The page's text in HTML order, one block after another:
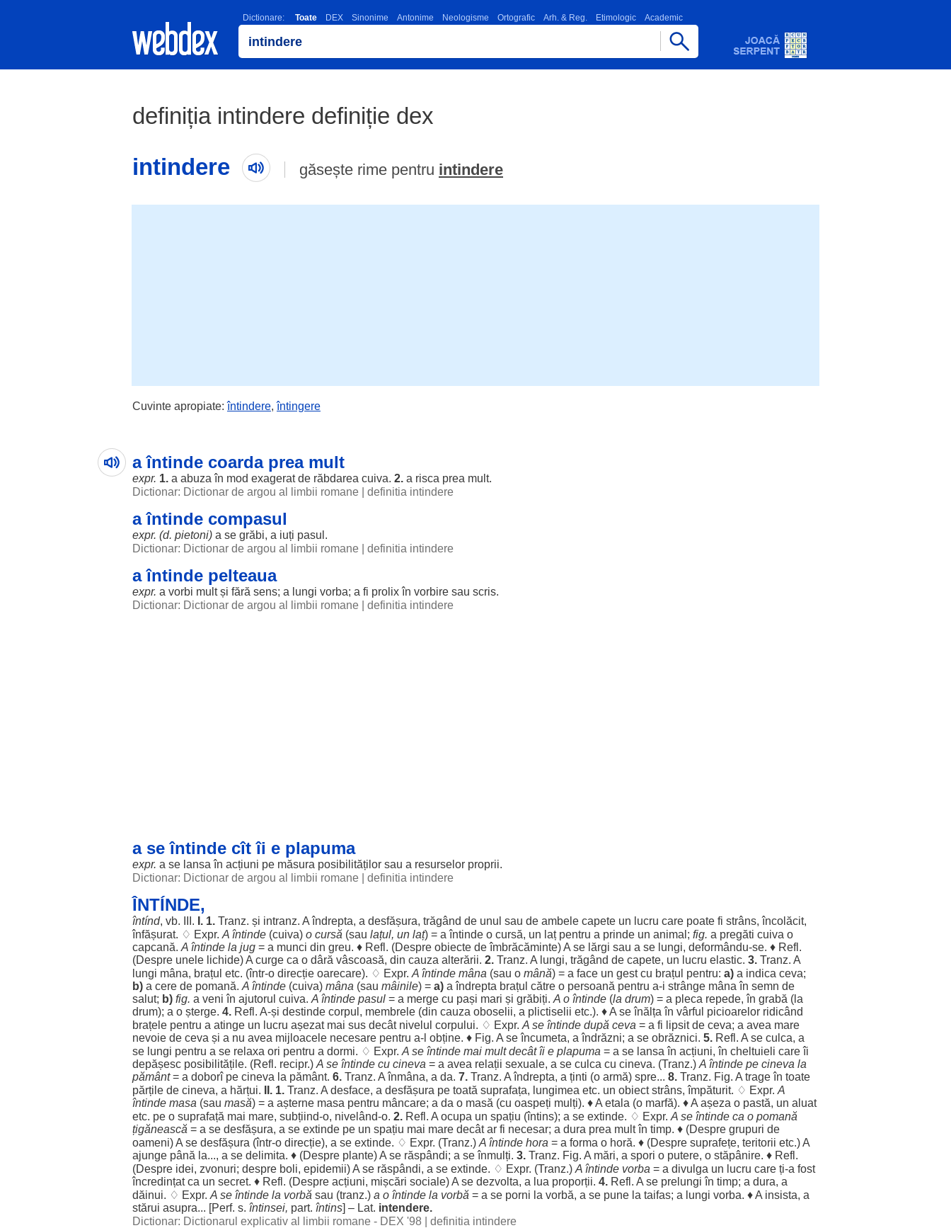
Dictionare: Toate DEX Sinonime Antonime Neologisme Ortografic Arh. & Reg. Etimologic Academic
definiția intindere definiție dex
intindere
găsește rime pentru intindere
Cuvinte apropiate:întindere,întingere
a întinde coarda prea mult
expr. 1. a abuza în mod exageratde răbdarea cuiva. 2. a risca prea mult.
Dictionar: Dictionar de argou al limbii romane
definitia intindere
a întinde compasul
expr. (d. pietoni) a se grăbi, a iuți pasul .
Dictionar: Dictionar de argou al limbii romane
definitia intindere
a întinde pelteaua
expr. a vorbi multși fără sens; a lungi vorba; a fi prolixîn vorbire sau scris.
Dictionar: Dictionar de argou al limbii romane
definitia intindere
a se întinde cît îi e plapuma
expr. a se lansa în acțiuni pe măsura posibilităților sau a resurselor proprii.
Dictionar: Dictionar de argou al limbii romane
definitia intindere
ÎNTÍNDE,
întínd, vb. III. I. 1. Tranz. și intranz. Aîndrepta, a desfășura, trăgând de unul sau de ambele capete un lucru care poate fi strâns,încolăcit,
înfășurat. ♢ Expr. A întinde (cuiva) o cursă (sau lațul, un laț) = aîntinde o cursă, un laț pentru a prinde un animal ; fig. a pregăti cuiva o
capcană. A întinde la jug = a munci din greu. ♦ Refl. (Despre obiecte deîmbrăcăminte) A se lărgi sau a se lungi, deformându-se. ♦ Refl.
(Despre unele lichide) A curge ca o dâră vâscoasă, din cauza alterării. 2. Tranz. A lungi, trăgând de capete, un lucru elastic. 3. Tranz. A
lungi mâna, brațul etc. (într-o direcție oarecare). ♢ Expr. A întinde mâna (sau o mână) = a face un gestcu brațul pentru: a) a indica ceva;
b) a cere de pomană. A întinde (cuiva) mâna (sau mâinile) = a) aîndrepta brațul către o persoană pentru a-i strânge mâna în semn de
salut; b) fig. a veni în ajutorul cuiva. A întinde pasul = a merge cu pași mari și grăbiți. A o întinde (la drum) = a pleca repede, în grabă (la
drum); a o șterge. 4. Refl. A-și destinde corpul , membrele (din cauza oboselii, a plictiselii etc.). ♦ A seînălța în vârful picioarelor ridicând
brațele pentru a atinge un lucru așezatmai sus decât nivelul corpului. ♢ Expr. A se întinde după ceva = a fi lipsitde ceva; a avea mare
nevoie de ceva și a nu avea mijloacele necesare pentru a-l obține. ♦ Fig. A seîncumeta, aîndrăzni; a se obrăznici. 5. Refl. A se culca, a
se lungi pentru a se relaxa ori pentru a dormi. ♢ Expr. A se întinde mai mult decâtîi e plapuma = a se lansa în acțiuni, în cheltuieli care îi
depășesc posibilitățile. (Refl. recipr.) A se întinde cu cineva = a avea relații sexuale, a se culca cu cineva. (Tranz.) A întinde pe cineva la
pământ= a doborîpe cineva la pământ. 6. Tranz. Aînmâna, a da. 7. Tranz. Aîndrepta, a ținti (o armă) spre... 8. Tranz. Fig. A trageîn toate
părțile de cineva, a hărțui. II. 1. Tranz. A desface, a desfășura pe toată suprafața, lungimea etc. un obiect strâns,împăturit. ♢ Expr. A
întinde masa (sau masă) = a așterne masa pentru mâncare; a da o masă (cu oaspeți mulți). ♦ A etala (o marfă). ♦ A așeza o pastă, un aluat
etc. pe o suprafață mai mare, subțiind-o, nivelând-o. 2. Refl. A ocupa un spațiu (întins); a se extinde. ♢ Expr. A se întinde ca o pomană
țigănească = a se desfășura, a se extinde pe un spațiu mai mare decât ar fi necesar; a dura prea multîn timp. ♦ (Despre grupuri de
oameni) A se desfășura (într-o direcție), a se extinde. ♢ Expr. (Tranz.) A întinde hora = a forma o horă. ♦ (Despre suprafețe, teritorii etc.) A
ajunge până la..., a se delimita. ♦ (Despre plante) A se răspândi; a seînmulți. 3. Tranz. Fig. A mări, a spori o putere, o stăpânire. ♦ Refl.
(Despre idei, zvonuri; despre boli, epidemii) A se răspândi, a se extinde. ♢ Expr. (Tranz.) A întinde vorba = a divulga un lucru care ți-a fost
încredințatca un secret. ♦ Refl. (Despre acțiuni, mișcări sociale) A se dezvolta, a lua proporții. 4. Refl. A se prelungi în timp; a dura, a
dăinui. ♢ Expr. A se întinde la vorbă sau (tranz.) a o întinde la vorbă = a se porni la vorbă, a se pune la taifas; a lungi vorba. ♦ A insista, a
stărui asupra... [Perf. s. întinsei, part. întins] – Lat. intendere.
Dictionar: Dictionarul explicativ al limbii romane - DEX '98
definitia intindere